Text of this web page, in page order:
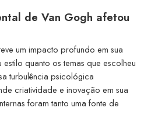
de Van Gogh afetou
um impacto profundo em sua
quanto os temas que escolheu
turbulência psicológica
criatividade e inovação em sua
foram tanto uma fonte de